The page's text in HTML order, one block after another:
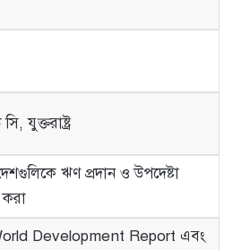
যুক্তরাষ্ট্র
ঋণ প্রদান ও উপদেষ্টা
Development Report এবং